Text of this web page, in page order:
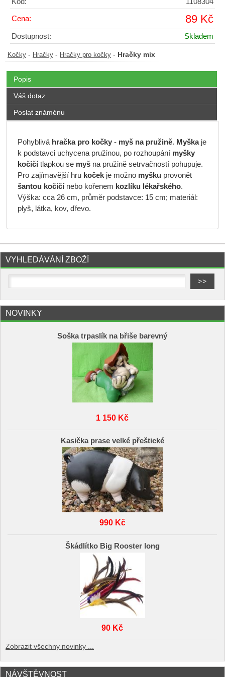
Cena: 89 Kč
Dostupnost: Skladem
Kočky - Hračky - Hračky pro kočky - Hračky mix
Popis
Váš dotaz
Poslat známénu
Pohyblivá hračka pro kočky- myš na pružině. Myškaje
k podstavci uchycena pružinou, po rozhoupání myšky
kočičítlapkou se myšna pružině setrvačností pohupuje.
Pro zajímavější hru kočekje možno myškuprovonět
šantou kočičínebo kořenem kozlíku lékařského.
Výška: cca 26 cm, průměr podstavce: 15 cm; materiál:
plyš, látka, kov, dřevo.
VYHLEDÁVÁNÍ ZBOŽÍ
NOVINKY
Soška trpaslík na břiše barevný
1 150 Kč
Kasička prase velké přeštické
990 Kč
Škádlítko Big Rooster long
90 Kč
Zobrazit všechny novinky ...
NÁVŠTĚVNOST